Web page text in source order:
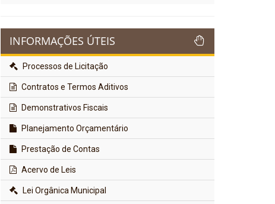
INFORMAÇÕES ÚTEIS
Processos de Licitação
Contratos e Termos Aditivos
Demonstrativos Fiscais
Planejamento Orçamentário
Prestação de Contas
Acervo de Leis
Lei Orgânica Municipal